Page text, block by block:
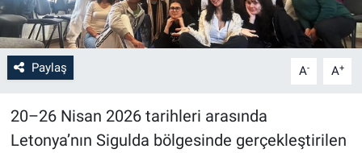
Paylaş A- A+
20–26 Nisan 2026 tarihleri arasında
Letonya’nın Sigulda bölgesinde gerçekleştirilen